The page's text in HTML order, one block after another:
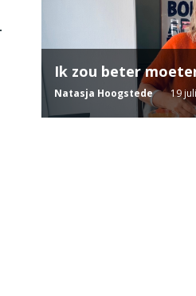
Ik zou beter
Natasja Hoogstede 19